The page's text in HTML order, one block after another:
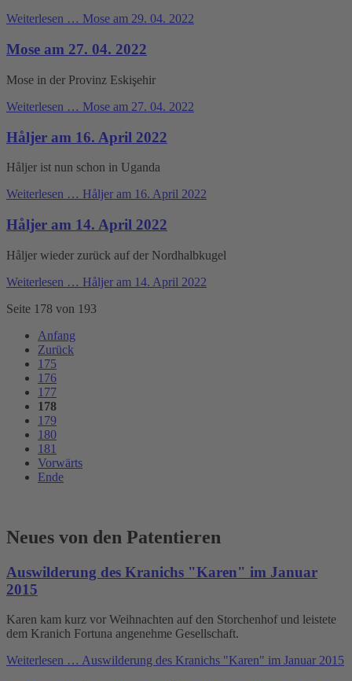
Weiterlesen … Mose am 29. 04. 2022
Mose am 27. 04. 2022
Mose in der Provinz Eskişehir
Weiterlesen … Mose am 27. 04. 2022
Håljer am 16. April 2022
Håljer ist nun schon in Uganda
Weiterlesen … Håljer am 16. April 2022
Håljer am 14. April 2022
Håljer wieder zurück auf der Nordhalbkugel
Weiterlesen … Håljer am 14. April 2022
Seite 178 von 193
Anfang
Zurück
175
176
177
178
179
180
181
Vorwärts
Ende
Neues von den Patentieren
Auswilderung des Kranichs "Karen" im Januar
2015
Karen kam kurz vor Weihnachten auf den Storchenhof und leistete
dem Kranich Fortuna angenehme Gesellschaft.
Weiterlesen … Auswilderung des Kranichs "Karen" im Januar 2015